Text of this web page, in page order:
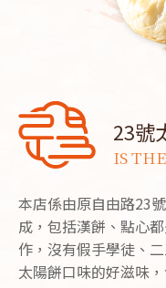
23號
IS
本店係由原自由路23
成，包括漢餅、點心
作，沒有假手學徒、
太陽餅口味的好滋味